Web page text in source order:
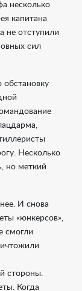
несколько
капитана
не отступили
сил
обстановку
Несколько
но меткий
И снова
«юнкерсов»,
смогли
стороны.
Когда